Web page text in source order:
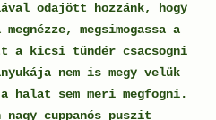
odajött hozzánk, hogy
megsimogassa a
a kicsi tündér csacsogni
nem is megy velük
halat sem meri megfogni.
cuppanós puszit